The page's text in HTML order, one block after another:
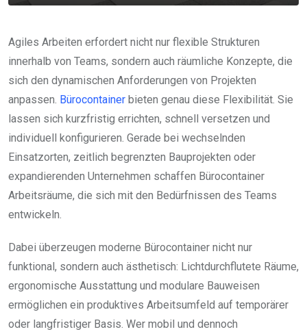
Agiles Arbeiten erfordert nicht nur flexible Strukturen
innerhalb von Teams, sondern auch räumliche Konzepte, die
sich den dynamischen Anforderungen von Projekten
anpassen. Bürocontainer bieten genau diese Flexibilität. Sie
lassen sich kurzfristig errichten, schnell versetzen und
individuell konfigurieren. Gerade bei wechselnden
Einsatzorten, zeitlich begrenzten Bauprojekten oder
expandierenden Unternehmen schaffen Bürocontainer
Arbeitsräume, die sich mit den Bedürfnissen des Teams
entwickeln.
Dabei überzeugen moderne Bürocontainer nicht nur
funktional, sondern auch ästhetisch: Lichtdurchflutete Räume,
ergonomische Ausstattung und modulare Bauweisen
ermöglichen ein produktives Arbeitsumfeld auf temporärer
oder langfristiger Basis. Wer mobil und dennoch